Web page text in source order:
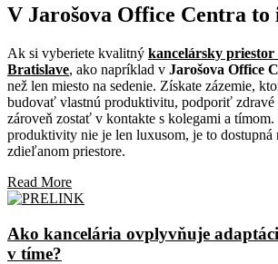
V Jarošova Office Centra to
Ak si vyberiete kvalitný kancelársky
Bratislave, ako napríklad v Jarošova Office
než len miesto na sedenie. Získate zázemie,
budovať vlastnú produktivitu, podporiť zdravé
zároveň zostať v kontakte s kolegami a
produktivity nie je len luxusom, je to dostupná
zdieľanom priestore.
Read More
Ako kancelária ovplyvňuje
v tíme?